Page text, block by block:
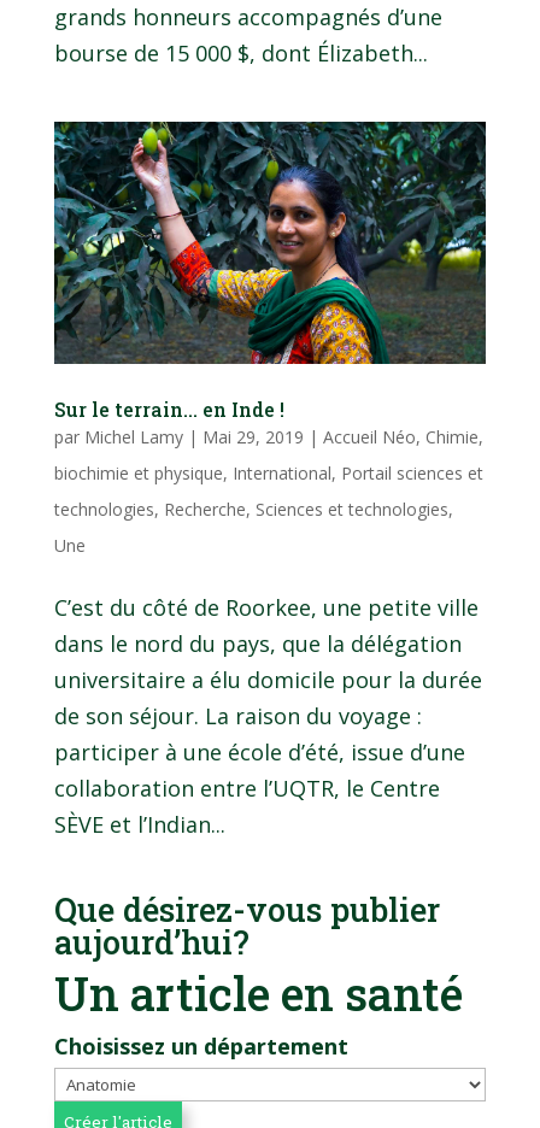
grands honneurs accompagnés d’une
bourse de 15 000 $, dont Élizabeth...
Sur le terrain… en Inde !
par Michel Lamy| Mai 29, 2019 | Accueil Néo, Chimie,
biochimie et physique, International, Portail sciences et
technologies, Recherche, Sciences et technologies,
Une
C’est du côté de Roorkee, une petite ville
dans le nord du pays, que la délégation
universitaire a élu domicile pour la durée
de son séjour. La raison du voyage :
participer à une école d’été, issue d’une
collaboration entre l’UQTR, le Centre
SÈVE et l’Indian...
Que désirez-vous publier
aujourd’hui?
Un article en santé
Choisissez un département